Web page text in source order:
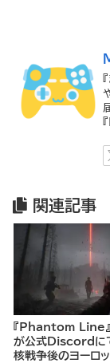
関連記事
『Phantom Line』
が公式Discordに
核戦争後のヨーロ